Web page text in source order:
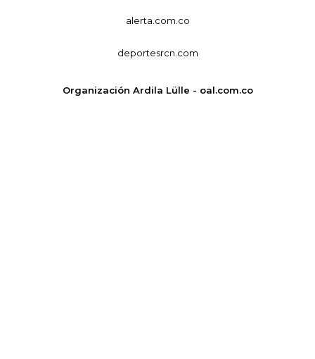
alerta.com.co
deportesrcn.com
Organización Ardila Lülle - oal.com.co